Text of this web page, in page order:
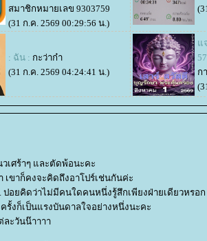
สมาชิกหมายเลข 9303759
(31 ก.ค. 2569 00:29:56 น.)
: ฉัน : กะว่าก๋า
(31 ก.ค. 2569 04:24:41 น.)
จ
ก
เศร้าๆ และตัดพ้อนะคะ
เขาก็คงจะคิดถึงอาโปร์เช่นกันค่ะ
ปอยคิดว่าไม่มีคนใดคนหนึ่งรู้สึกเพียงฝ่ายเดียวหรอก
รั้งก็เป็นแรงบันดาลใจอย่างหนึ่งนะคะ
ะวันน๊าาาา